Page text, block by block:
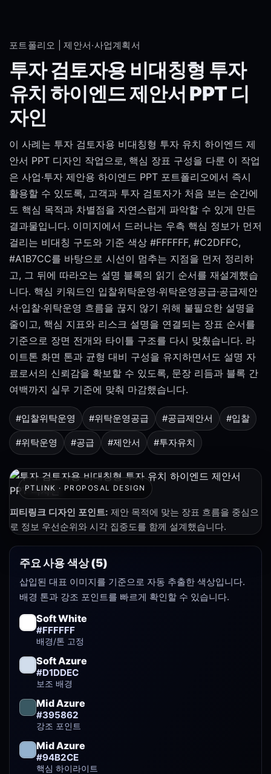
포트폴리오 | 제안서·사업계획서
투자 검토자용 비대칭형 투자
유치 하이엔드 제안서 PPT 디
자인
이 사례는 투자 검토자용 비대칭형 투자 유치 하이엔드 제
안서 PPT 디자인 작업으로, 핵심 장표 구성을 다룬 이 작업
은 사업·투자 제안용 하이엔드 PPT 포트폴리오에서 즉시
활용할 수 있도록, 고객과 투자 검토자가 처음 보는 순간에
도 핵심 목적과 차별점을 자연스럽게 파악할 수 있게 만든
결과물입니다. 이미지에서 드러나는 우측 핵심 정보가 먼저
걸리는 비대칭 구도와 기준 색상 #FFFFFF, #C2DFFC,
#A1B7CC를 바탕으로 시선이 멈추는 지점을 먼저 정리하
고, 그 뒤에 따라오는 설명 블록의 읽기 순서를 재설계했습
니다. 핵심 키워드인 입찰위탁운영·위탁운영공급·공급제안
서·입찰·위탁운영 흐름을 끊지 않기 위해 불필요한 설명을
줄이고, 핵심 지표와 리스크 설명을 연결되는 장표 순서를
기준으로 장면 전개와 타이틀 구조를 다시 맞췄습니다. 라
이트톤 화면 톤과 균형 대비 구성을 유지하면서도 설명 자
료로서의 신뢰감을 확보할 수 있도록, 문장 리듬과 블록 간
여백까지 실무 기준에 맞춰 마감했습니다.
#입찰위탁운영 #위탁운영공급 #공급제안서 #입찰
#위탁운영 #공급 #제안서 #투자유치
PTLINK · PROPOSAL DESIGN
피티링크 디자인 포인트: 제안 목적에 맞는 장표 흐름을 중심으
로 정보 우선순위와 시각 집중도를 함께 설계했습니다.
주요 사용 색상 (5)
삽입된 대표 이미지를 기준으로 자동 추출한 색상입니다.
배경 톤과 강조 포인트를 빠르게 확인할 수 있습니다.
Soft White
#FFFFFF
배경/톤 고정
Soft Azure
#D1DDEC
보조 배경
Mid Azure
#395862
강조 포인트
Mid Azure
#94B2CE
핵심 하이라이트